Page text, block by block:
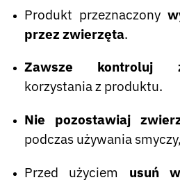
Produkt przeznaczony
przez zwierzęta.
Zawsze kontroluj
korzystania z produktu.
Nie pozostawiaj
podczas używania
Przed użyciem usuń